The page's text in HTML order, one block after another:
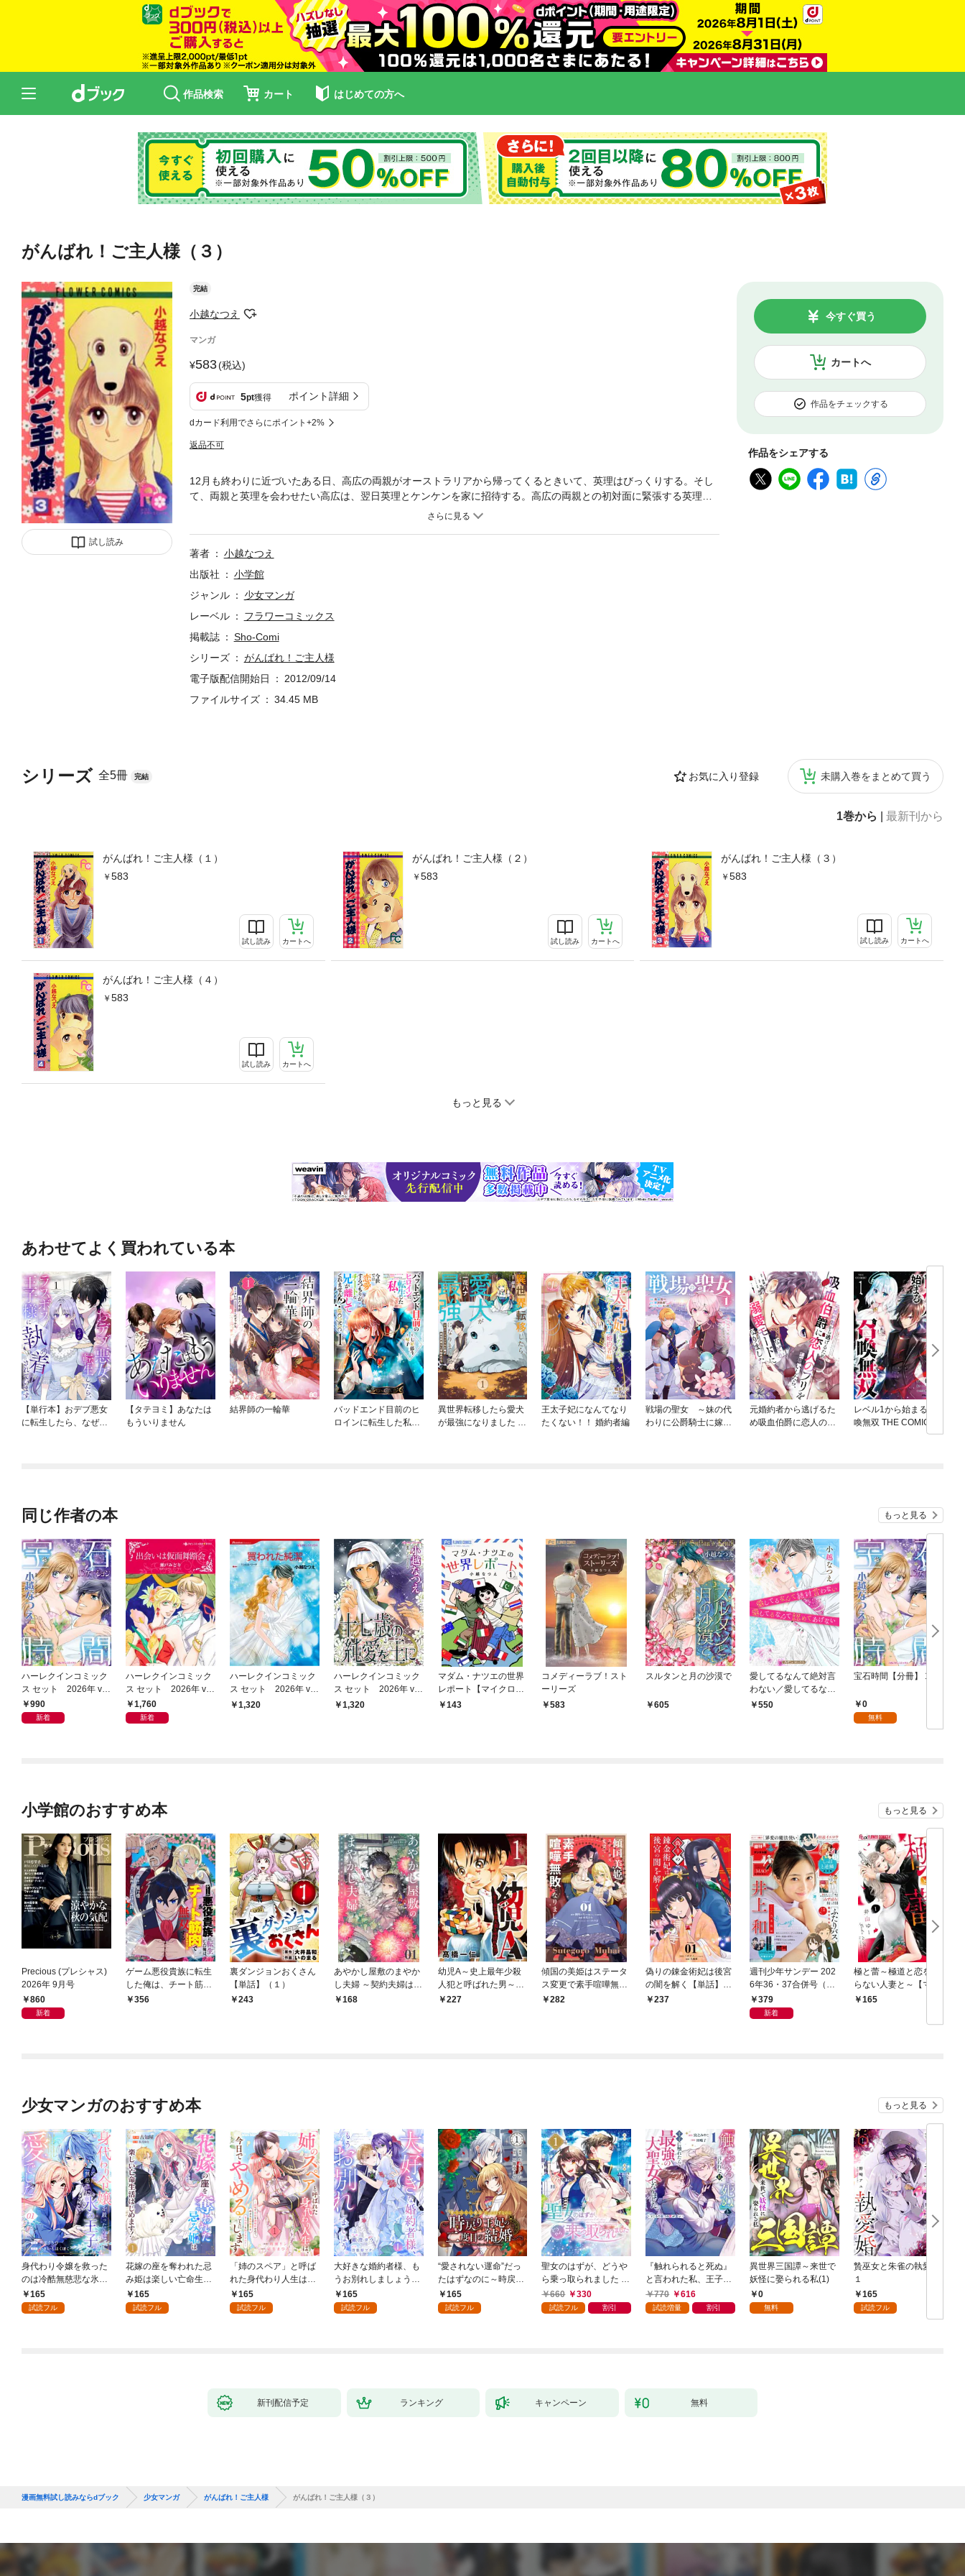
作品検索 カート はじめての方へ
がんばれ！ご主人様（３）
試し読み
完結
小越なつえ
マンガ
583(税込)
5pt獲得 ポイント詳細
dカード利用でさらにポイント+2%
返品不可
カートへ
今すぐ買う
作品をチェックする
作品をシェアする
シリーズ 全5冊 完結 お気に入り登録 未購入巻をまとめて買う
1巻から 最新刊から
がんばれ！ご主人様（１）
583
試し読み カートへ
がんばれ！ご主人様（２）
583
試し読み カートへ
がんばれ！ご主人様（３）
583
試し読み カートへ
がんばれ！ご主人様（４）
583
試し読み カートへ
もっと見る
12月も終わりに近づいたある日、高広の両親がオーストラリアから帰ってくるときいて、英理はびっくりする。そし
て、両親と英理を会わせたい高広は、翌日英理とケンケンを家に招待する。高広の両親との初対面に緊張する英理だ
著者
小越なつえ
出版社
小学館
ジャンル
少女マンガ
レーベル
フラワーコミックス
掲載誌
Sho-Comi
シリーズ
がんばれ！ご主人様
電子版配信開始日
2012/09/14
ファイルサイズ
34.45 MB
あわせてよく買われている本
【単行本】おデブ悪女
に転生したら、なぜか
【タテヨミ】あなたは
もういりません
結界師の一輪華
バッドエンド目前のヒ
ロインに転生した私、
異世界転移したら愛犬
が最強になりました ～
王太子妃になんてなり
たくない！！ 婚約者編
戦場の聖女 ～妹の代
わりに公爵騎士に嫁ぐ
元婚約者から逃げるた
め吸血伯爵に恋人のフ
レベル1から始まる召
喚無双 THE COMIC
同じ作者の本 もっと見る
ハーレクインコミック
ス セット 2026年 vo
l.952
990
新着
ハーレクインコミック
ス セット 2026年 vo
l.1076
1,760
新着
ハーレクインコミック
ス セット 2026年 vo
l.860
1,320
ハーレクインコミック
ス セット 2026年 vo
l.853
1,320
マダム・ナツエの世界
レポート【マイクロ】
（１）
143
コメディーラブ！スト
ーリーズ
583
スルタンと月の沙漠で
605
愛してるなんて絶対言
わない／愛してるなん
て認めてあげない【新
550
宝石時間【分冊】 1巻
0
無料
小学館のおすすめ本 もっと見る
Precious (プレシャス)
2026年 9月号
860
新着
ゲーム悪役貴族に転生
した俺は、チート筋肉
で無双する【単話】
356
裏ダンジョンおくさん
【単話】（１）
243
あやかし屋敷のまやか
し夫婦 ～契約夫婦は鎌
倉で妖怪の集う家を守
168
幼児A～史上最年少殺
人犯と呼ばれた男～
【単話】（１）
227
傾国の美姫はステータ
ス変更で素手喧嘩無敗
になりました【単話】
282
偽りの錬金術妃は後宮
の闇を解く【単話】
（１）
237
週刊少年サンデー 202
6年36・37合併号（20
26年8月5日発売号）
379
新着
極と蕾～極道と恋を知
らない人妻と～【マイ
クロ】（１）
165
少女マンガのおすすめ本 もっと見る
身代わり令嬢を救った
のは冷酷無慈悲な氷の
王子の愛でした１
165
試読フル
花嫁の座を奪われた忌
み姫は楽しい亡命生活
はじめます！１
165
試読フル
「姉のスペア」と呼ば
れた身代わり人生は、
今日でやめることにし
ます～辺境で自由を満
165
試読フル
大好きな婚約者様、も
うお別れしましょう。
１165
試読フル
“愛されない運命”だっ
たはずなのに～時戻り
王妃の二度目の結婚～
１
165
試読フル
聖女のはずが、どうや
ら乗っ取られました 1
巻660 330
試読フル 割引
『触れられると死ぬ』
と言われた私、王子に
触れたら最強の大聖女
になりました。ところ
770 616
試読増量 割引
異世界三国譚～来世で
妖怪に娶られる私(1)
0
無料
贄巫女と朱雀の執愛婚
１
165
試読フル
新刊配信予定 ランキング キャンペーン 無料
漫画無料試し読みならdブック 少女マンガ がんばれ！ご主人様 がんばれ！ご主人様（３）